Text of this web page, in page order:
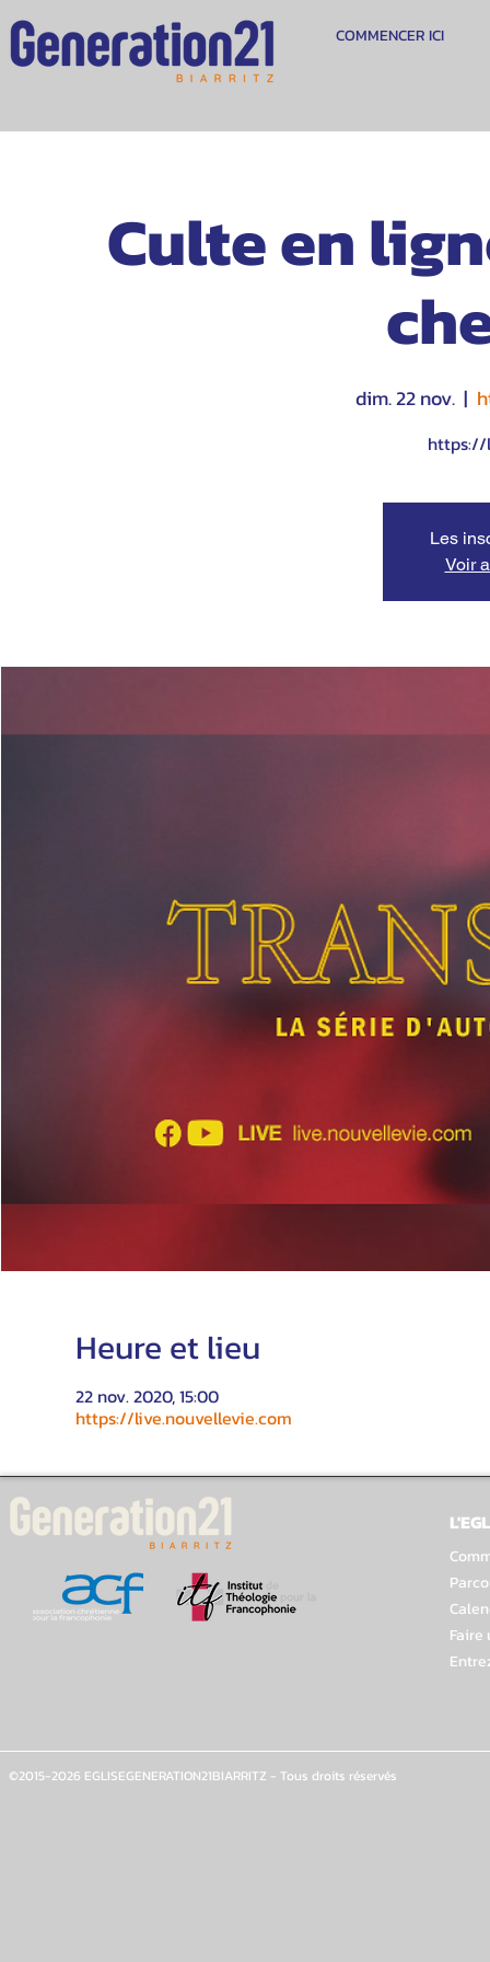
COMMENCER ICI
Culte en
dim. 22 nov.
  |
https://
Les
Voir
Heure et lieu
22 nov. 2020, 15:00
https://live.nouvellevie.com
Faire
©2015-2026 EGLISEGENERATION21BIARRITZ - Tous droits réservés